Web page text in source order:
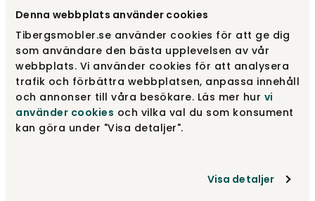
Denna webbplats använder cookies
Tibergsmobler.se använder cookies för att ge dig
som användare den bästa upplevelsen av vår
webbplats. Vi använder cookies för att analysera
trafik och förbättra webbplatsen, anpassa innehåll
och annonser till våra besökare. Läs mer hur vi
använder cookies och vilka val du som konsument
kan göra under "Visa detaljer".
Visa detaljer
Välj utförande
Med dörr Höger 4 500 kr
Small